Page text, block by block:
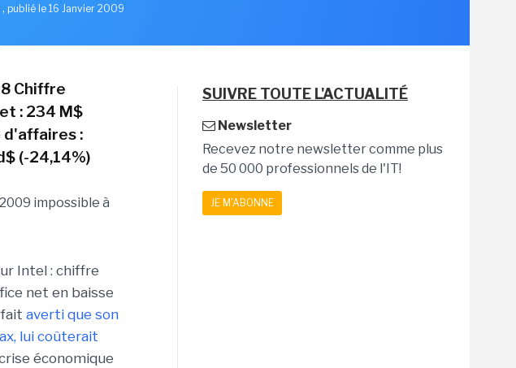
, publié le 16 Janvier 2009
Chiffre
: 234 M$
d'affaires :
(-24,14%)
Intel : chiffre
net en baisse
averti que son
lui coûterait
économique
SUIVRE TOUTE L'ACTUALITÉ
Newsletter
Recevez notre newsletter comme plus
de 50 000 professionnels de l'IT!
JE M'ABONNE